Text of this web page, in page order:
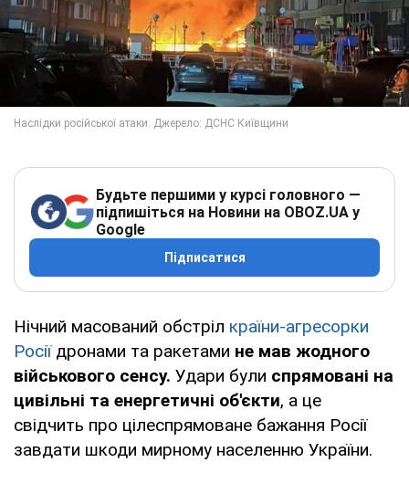
Будьте першими у курсі головного —
підпишіться на Новини на OBOZ.UA у
Google
Підписатися
Нічний масований обстріл країни-агресорки
Росіїдронами та ракетами не мав жодного
військового сенсу. Удари були спрямовані на
цивільні та енергетичні об'єкти, а це
свідчить про цілеспрямоване бажання Росії
завдати шкоди мирному населенню України.